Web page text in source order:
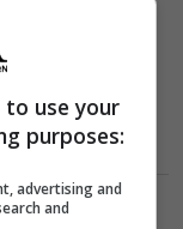
χθές Πέμπτη
Νικόλαος.
use your
purposes:
advertising and
and